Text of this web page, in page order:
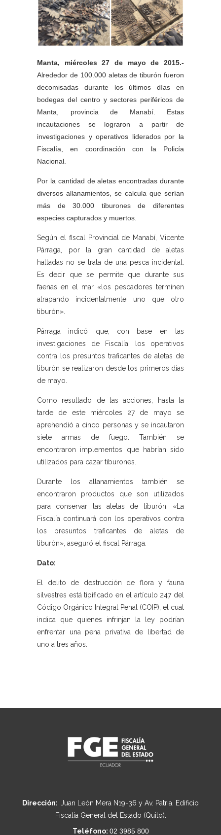
Manta, miércoles 27 de mayo de 2015.-
Alrededor de 100.000 aletas de tiburón fueron
decomisadas durante los últimos días en
bodegas del centro y sectores periféricos de
Manta, provincia de Manabí. Estas
incautaciones se lograron a partir de
investigaciones y operativos liderados por la
Fiscalía, en coordinación con la Policía
Nacional.
Por la cantidad de aletas encontradas durante
diversos allanamientos, se calcula que serían
más de 30.000 tiburones de diferentes
especies capturados y muertos.
Según el fiscal Provincial de Manabí, Vicente
Párraga, por la gran cantidad de aletas
halladas no se trata de una pesca incidental.
Es decir que se permite que durante sus
faenas en el mar «los pescadores terminen
atrapando incidentalmente uno que otro
tiburón».
Párraga indicó que, con base en las
investigaciones de Fiscalía, los operativos
contra los presuntos traficantes de aletas de
tiburón se realizaron desde los primeros días
de mayo.
Como resultado de las acciones, hasta la
tarde de este miércoles 27 de mayo se
aprehendió a cinco personas y se incautaron
siete armas de fuego. También se
encontraron implementos que habrían sido
utilizados para cazar tiburones.
Durante los allanamientos también se
encontraron productos que son utilizados
para conservar las aletas de tiburón. «La
Fiscalía continuará con los operativos contra
los presuntos traficantes de aletas de
tiburón», aseguró el fiscal Párraga.
Dato:
El delito de destrucción de flora y fauna
silvestres está tipificado en el artículo 247 del
Código Orgánico Integral Penal (COIP), el cual
indica que quienes infrinjan la ley podrían
enfrentar una pena privativa de libertad de
uno a tres años.
Dirección: Juan León Mera N19-36 y Av. Patria, Edificio
Fiscalía General del Estado (Quito).
Teléfono: 02 3985 800